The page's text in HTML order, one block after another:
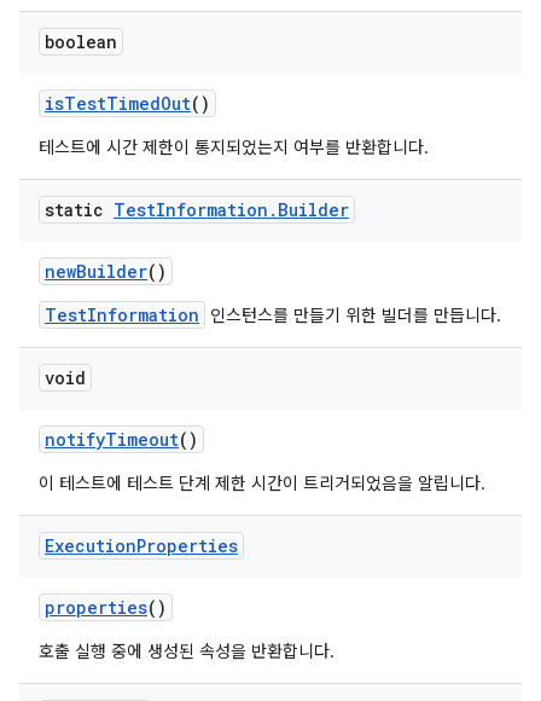
boolean
isTestTimedOut()
테스트에 시간 제한이 통지되었는지 여부를 반환합니다.
static TestInformation . Builder
newBuilder()
TestInformation
인스턴스를 만들기 위한 빌더를 만듭니다.
void
notifyTimeout()
이 테스트에 테스트 단계 제한 시간이 트리거되었음을 알립니다.
ExecutionProperties
properties()
호출 실행 중에 생성된 속성을 반환합니다.